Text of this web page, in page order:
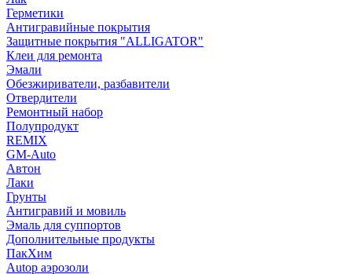
Герметики
Антигравийные покрытия
Защитные покрытия "ALLIGATOR"
Клеи для ремонта
Эмали
Обезжириватели, разбавители
Отвердители
Ремонтный набор
Полупродукт
REMIX
GM-Auto
Автон
Лаки
Грунты
Антигравий и мовиль
Эмаль для суппортов
Дополнительные продукты
ПакХим
Autop аэрозоли